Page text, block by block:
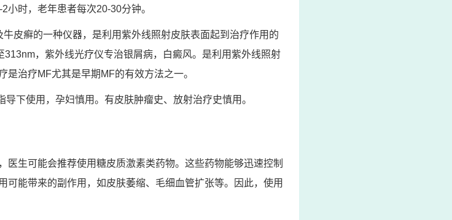
小时，老年患者每次20-30分钟。
皮癣的一种仪器，是利用紫外线照射皮肤表面起到治疗作用的
，紫外线光疗仪专治银屑病，白癜风。是利用紫外线照射
治疗MF尤其是早期MF的有效方法之一。
下使用，孕妇慎用。有皮肤肿瘤史、放射治疗史慎用。
医生可能会推荐使用糖皮质激素类药物。这些药物能够迅速控制
可能带来的副作用，如皮肤萎缩、毛细血管扩张等。因此，使用